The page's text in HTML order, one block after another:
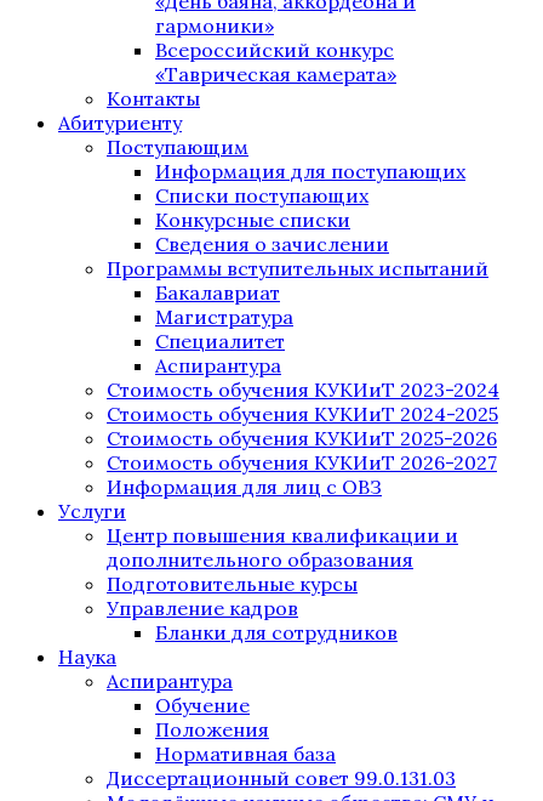
гармоники»
Всероссийский конкурс
«Таврическая камерата»
Контакты
Абитуриенту
Поступающим
Информация для поступающих
Списки поступающих
Конкурсные списки
Сведения о зачислении
Программы вступительных испытаний
Бакалавриат
Магистратура
Специалитет
Аспирантура
Стоимость обучения КУКИиТ 2023-2024
Стоимость обучения КУКИиТ 2024-2025
Стоимость обучения КУКИиТ 2025-2026
Стоимость обучения КУКИиТ 2026-2027
Информация для лиц с ОВЗ
Услуги
Центр повышения квалификации и
дополнительного образования
Подготовительные курсы
Управление кадров
Бланки для сотрудников
Наука
Аспирантура
Обучение
Положения
Нормативная база
Диссертационный совет 99.0.131.03